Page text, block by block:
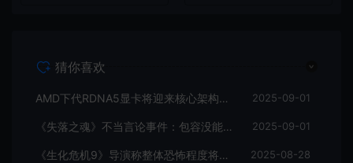
猜你喜欢
AMD下代RDNA5显卡将迎来核心架构大幅升级 2025-09-01
《失落之魂》不当言论事件：包容没能消解过激言论 2025-09-01
《生化危机9》导演称整体恐怖程度将进一步提升 2025-08-28